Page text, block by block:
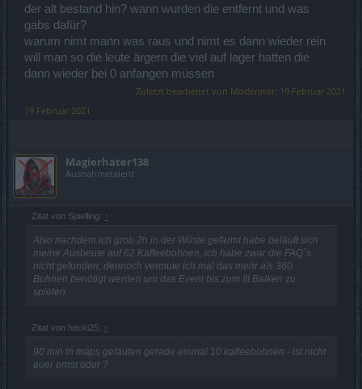
der alt bestand hin? wann wurden die entfernt und was
gabs dafür?
warum nimt mann was raus und nimt es dann wieder rein
will man so die leute ärgern die viel auf lager hatten die
dann wieder bei 0 anfangen müssen
Zuletzt bearbeitet von Moderator: 19 Februar 2021
19 Februar 2021
Magierhater138
Ausnahmetalent
Zitat von Spielling: ↑
Also nachdem ich grob 2h in der Wüste gefarmt habe beläuft sich
meine Ausbeute auf 62 Kaffeebohnen, ich habe zwar die FAQ´s
nicht gefunden, dennoch vermute ich mal das mehr als 360
Bohnen benötigt werden um das Event bis zum III Balken zu
spielen.
Zitat von hecki25: ↑
90 min in maps gelaufen gerade einmal 10 kaffeebohnen - ist nicht
euer ernst oder ?